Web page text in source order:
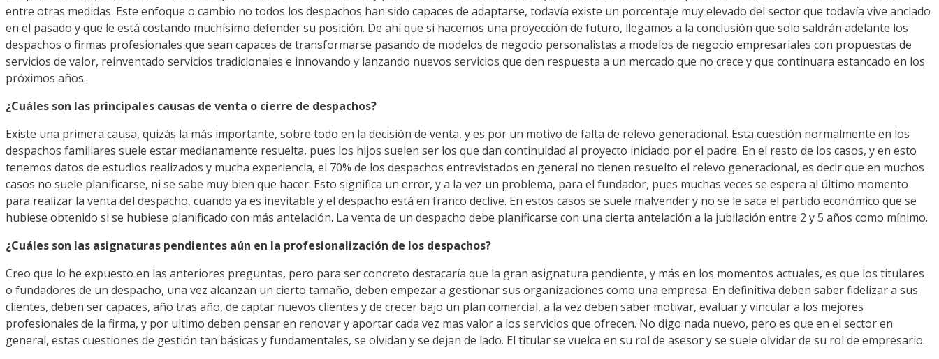
entre otras medidas. Este enfoque o cambio no todos los despachos han sido capaces de adaptarse, todavía existe un porcentaje muy elevado del sector que todavía vive anclado
en el pasado y que le está costando muchísimo defender su posición. De ahí que si hacemos una proyección de futuro, llegamos a la conclusión que solo saldrán adelante los
despachos o firmas profesionales que sean capaces de transformarse pasando de modelos de negocio personalistas a modelos de negocio empresariales con propuestas de
servicios de valor, reinventado servicios tradicionales e innovando y lanzando nuevos servicios que den respuesta a un mercado que no crece y que continuara estancado en los
próximos años.
¿Cuáles son las principales causas de venta o cierre de despachos?
Existe una primera causa, quizás la más importante, sobre todo en la decisión de venta, y es por un motivo de falta de relevo generacional. Esta cuestión normalmente en los
despachos familiares suele estar medianamente resuelta, pues los hijos suelen ser los que dan continuidad al proyecto iniciado por el padre. En el resto de los casos, y en esto
tenemos datos de estudios realizados y mucha experiencia, el 70% de los despachos entrevistados en general no tienen resuelto el relevo generacional, es decir que en muchos
casos no suele planificarse, ni se sabe muy bien que hacer. Esto significa un error, y a la vez un problema, para el fundador, pues muchas veces se espera al último momento
para realizar la venta del despacho, cuando ya es inevitable y el despacho está en franco declive. En estos casos se suele malvender y no se le saca el partido económico que se
hubiese obtenido si se hubiese planificado con más antelación. La venta de un despacho debe planificarse con una cierta antelación a la jubilación entre 2 y 5 años como mínimo.
¿Cuáles son las asignaturas pendientes aún en la profesionalización de los despachos?
Creo que lo he expuesto en las anteriores preguntas, pero para ser concreto destacaría que la gran asignatura pendiente, y más en los momentos actuales, es que los titulares
o fundadores de un despacho, una vez alcanzan un cierto tamaño, deben empezar a gestionar sus organizaciones como una empresa. En definitiva deben saber fidelizar a sus
clientes, deben ser capaces, año tras año, de captar nuevos clientes y de crecer bajo un plan comercial, a la vez deben saber motivar, evaluar y vincular a los mejores
profesionales de la firma, y por ultimo deben pensar en renovar y aportar cada vez mas valor a los servicios que ofrecen. No digo nada nuevo, pero es que en el sector en
general, estas cuestiones de gestión tan básicas y fundamentales, se olvidan y se dejan de lado. El titular se vuelca en su rol de asesor y se suele olvidar de su rol de empresario.